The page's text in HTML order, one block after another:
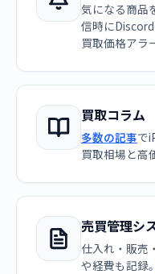
気になる商品
信時に
買取価格アラ
買取コラム
多数の記事で
買取相場と高
売買管理シ
仕入れ・販売
や経費も記録。